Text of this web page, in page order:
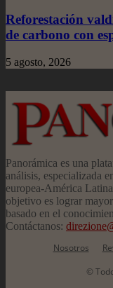
Reforestación
de carbono con
5 agosto, 2026
Panorámica es una
análisis, especializada
europea-América
objetivo es lograr
basado en el
Contáctanos:
Nosotros
©